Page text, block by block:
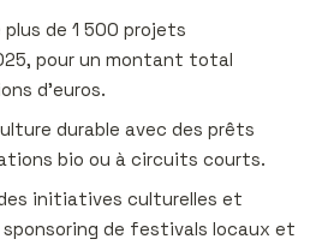
de 1 500 projets
pour un montant total
d’euros.
durable avec des prêts
bio ou à circuits courts.
initiatives culturelles et
sponsoring de festivals locaux et